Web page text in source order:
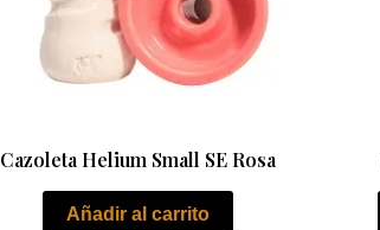
Cazoleta Helium Small SE Rosa
Añadir al carrito